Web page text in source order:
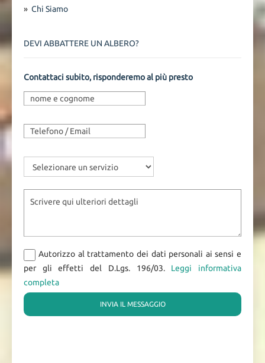
» Chi Siamo
DEVI ABBATTERE UN ALBERO?
Contattaci subito, risponderemo al più presto
Autorizzo al trattamento dei dati personali ai sensi e
per gli effetti del D.Lgs. 196/03. Leggi informativa
completa